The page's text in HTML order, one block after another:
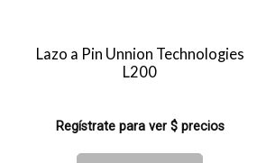
Lazo a Pin Unnion Technologies
L200
Regístrate para ver $ precios